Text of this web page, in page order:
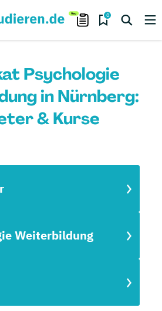
0
Psychologie
in Nürnberg:
& Kurse
Weiterbildung